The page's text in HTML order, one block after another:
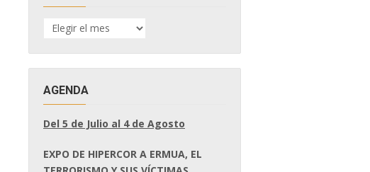
HISTÓRICO
DE
AGENDA
Del 5 de Julio al 4 de Agosto
EXPO DE HIPERCOR A ERMUA, EL